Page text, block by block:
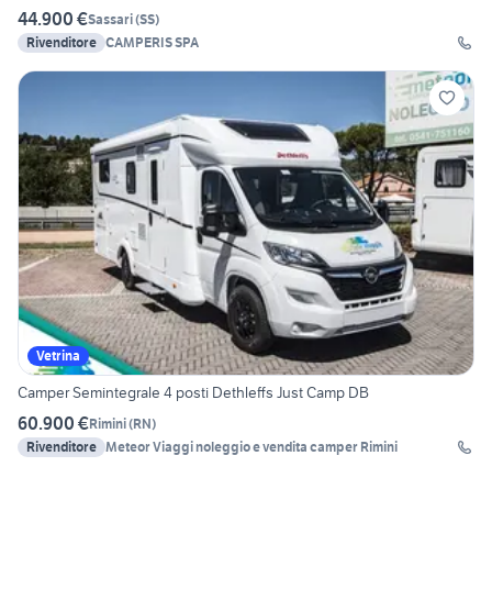
44.900 €Sassari(SS)
Rivenditore CAMPERIS SPA
Vetrina
Camper Semintegrale 4 posti Dethleffs Just Camp DB
60.900 €Rimini(RN)
Rivenditore Meteor Viaggi noleggio e vendita camper Rimini